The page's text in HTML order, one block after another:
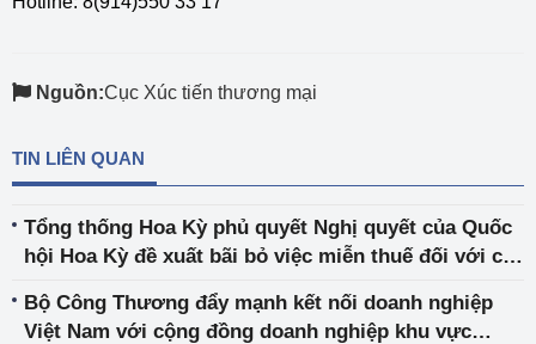
Nguồn:Cục Xúc tiến thương mại
TIN LIÊN QUAN
Tổng thống Hoa Kỳ phủ quyết Nghị quyết của Quốc
hội Hoa Kỳ đề xuất bãi bỏ việc miễn thuế đối với các
chia, Thái Lan và Việt Nam
Bộ Công Thương đẩy mạnh kết nối doanh nghiệp
Việt Nam với cộng đồng doanh nghiệp khu vực